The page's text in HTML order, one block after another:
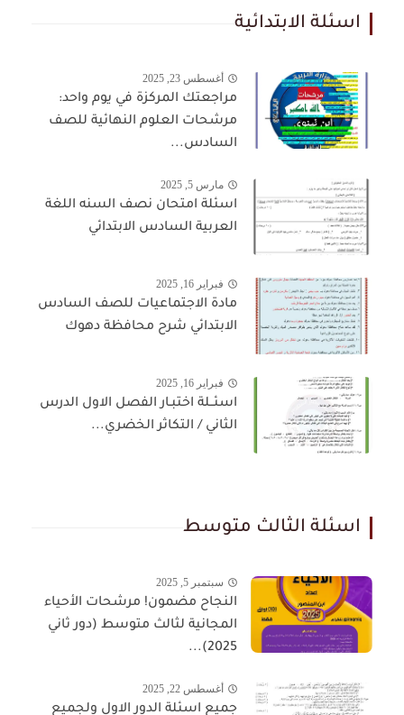
اسئلة الابتدائية
أغسطس 23, 2025
مراجعتك المركزة في يوم واحد:
مرشحات العلوم النهائية للصف
السادس...
مارس 5, 2025
اسئلة امتحان نصف السنه اللغة
العربية السادس الابتدائي
فبراير 16, 2025
مادة الاجتماعيات للصف السادس
الابتدائي شرح محافظة دهوك
فبراير 16, 2025
اسئــلة اختبـار الفصل الاول الدرس
الثاني / التكاثر الخضري...
اسئلة الثالث متوسط
سبتمبر 5, 2025
النجاح مضمون! مرشحات الأحياء
المجانية لثالث متوسط (دور ثاني
2025)...
أغسطس 22, 2025
جميع اسئلة الدور الاول ولجميع